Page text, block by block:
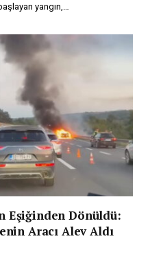
yangın,…
Eşiğinden Dönüldü:
Aracı Alev Aldı